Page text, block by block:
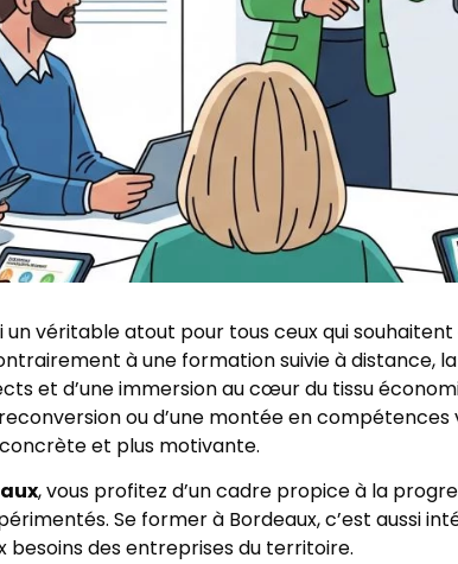
un véritable atout pour tous ceux qui
à une formation suivie à distance, la
et d’une immersion au cœur du tissu
ou d’une montée en compétences
et plus motivante.
, vous profitez d’un cadre propice à la
Se former à Bordeaux, c’est aussi
des entreprises du territoire.